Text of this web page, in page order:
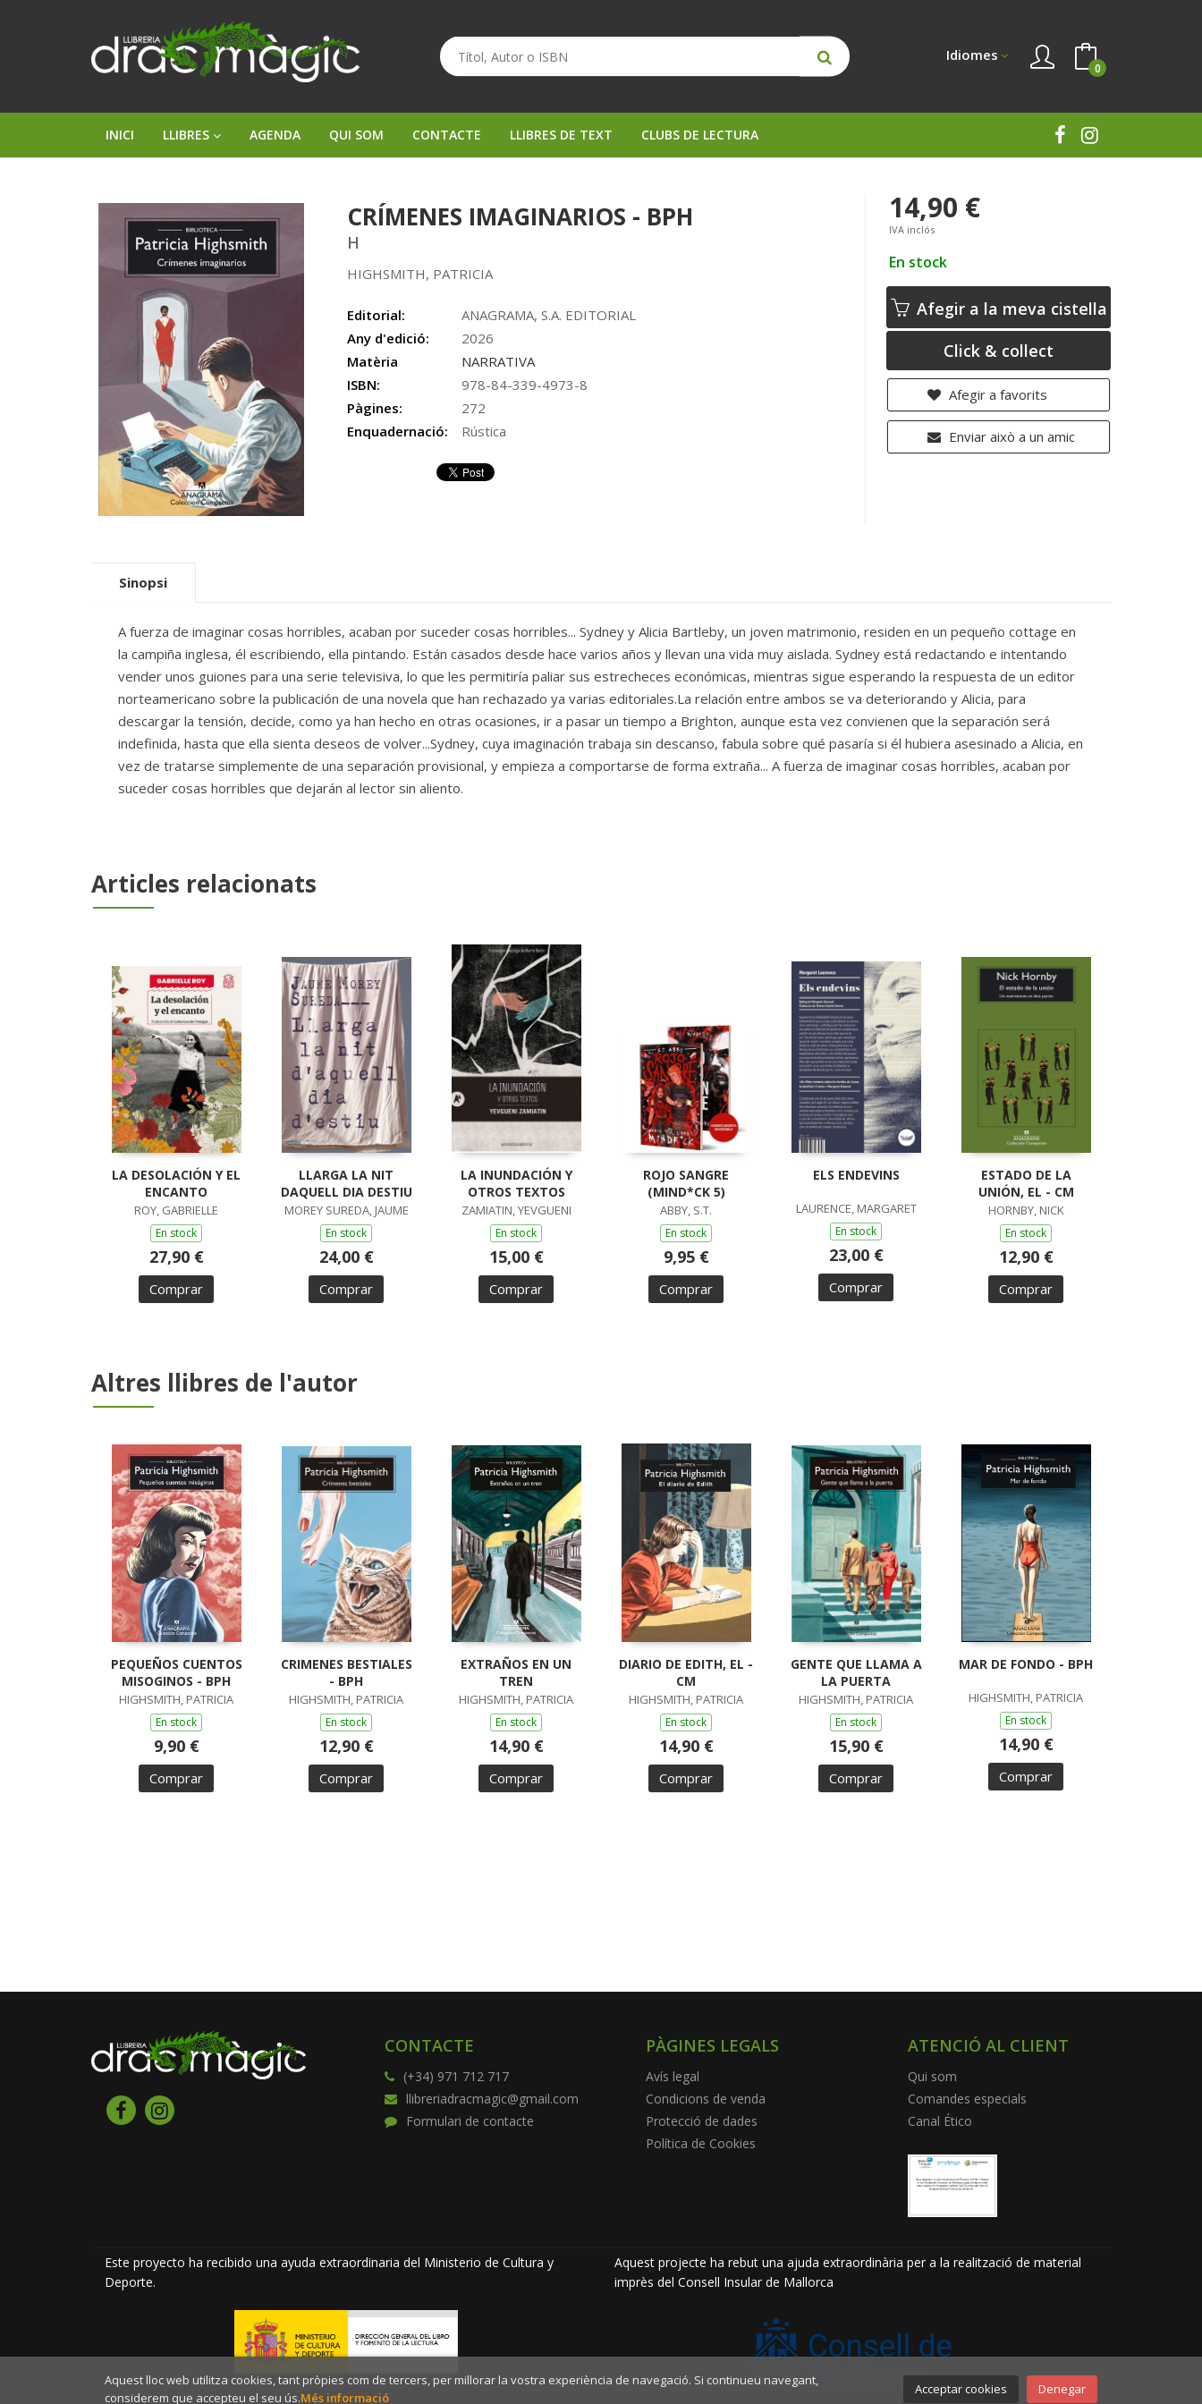
Idiomes
0
INICI LLIBRES AGENDA QUI SOM CONTACTE LLIBRES DE TEXT CLUBS DE LECTURA
CRÍMENES IMAGINARIOS - BPH
H
HIGHSMITH, PATRICIA
Editorial:
ANAGRAMA, S.A. EDITORIAL
Any d'edició:
2026
Matèria
NARRATIVA
ISBN:
978-84-339-4973-8
Pàgines:
272
Enquadernació:
Rústica
14,90 €
IVA inclós
En stock
Afegir a la meva cistella
Click & collect
Afegir a favorits
Enviar això a un amic
Sinopsi
A fuerza de imaginar cosas horribles, acaban por suceder cosas horribles... Sydney y Alicia Bartleby, un joven matrimonio, residen en un pequeño cottage en
la campiña inglesa, él escribiendo, ella pintando. Están casa­dos desde hace varios años y llevan una vida muy aislada. Sydney está redactando e intentando
vender unos guiones para una serie televisiva, lo que les permitiría paliar sus estrecheces económicas, mientras sigue esperando la respuesta de un editor
norteamericano sobre la publica­ción de una novela que han rechazado ya varias editoriales.La relación entre ambos se va deteriorando y Alicia, para
descargar la tensión, de­cide, como ya han hecho en otras ocasiones, ir a pasar un tiempo a Brighton, aunque esta vez convienen que la separación será
indefinida, hasta que ella sienta deseos de volver...Sydney, cuya imaginación trabaja sin descanso, fabula sobre qué pasaría si él hubiera asesinado a Alicia, en
vez de tratarse simplemente de una separación provisional, y empieza a comportarse de forma extraña... A fuerza de imaginar cosas horribles, acaban por
suceder cosas horribles que dejarán al lector sin aliento.
Articles relacionats
LA DESOLACIÓN Y EL
ENCANTO
ROY, GABRIELLE
En stock
27,90 €
Comprar
LLARGA LA NIT
DAQUELL DIA DESTIU
MOREY SUREDA, JAUME
En stock
24,00 €
Comprar
LA INUNDACIÓN Y
OTROS TEXTOS
ZAMIATIN, YEVGUENI
En stock
15,00 €
Comprar
ROJO SANGRE
(MIND*CK 5)
ABBY, S.T.
En stock
9,95 €
Comprar
ELS ENDEVINS
LAURENCE, MARGARET
En stock
23,00 €
Comprar
ESTADO DE LA
UNIÓN, EL - CM
HORNBY, NICK
En stock
12,90 €
Comprar
Altres llibres de l'autor
PEQUEÑOS CUENTOS
MISOGINOS - BPH
HIGHSMITH, PATRICIA
En stock
9,90 €
Comprar
CRIMENES BESTIALES
- BPH
HIGHSMITH, PATRICIA
En stock
12,90 €
Comprar
EXTRAÑOS EN UN
TREN
HIGHSMITH, PATRICIA
En stock
14,90 €
Comprar
DIARIO DE EDITH, EL -
CM
HIGHSMITH, PATRICIA
En stock
14,90 €
Comprar
GENTE QUE LLAMA A
LA PUERTA
HIGHSMITH, PATRICIA
En stock
15,90 €
Comprar
MAR DE FONDO - BPH
HIGHSMITH, PATRICIA
En stock
14,90 €
Comprar
CONTACTE
(+34) 971 712 717
llibreriadracmagic@gmail.com
Formulari de contacte
PÀGINES LEGALS
Avís legal
Condicions de venda
Protecció de dades
Política de Cookies
ATENCIÓ AL CLIENT
Qui som
Comandes especials
Canal Ético
Este proyecto ha recibido una ayuda extraordinaria del Ministerio de Cultura y
Deporte.
Aquest projecte ha rebut una ajuda extraordinària per a la realització de material
imprès del Consell Insular de Mallorca
Aquest lloc web utilitza cookies, tant pròpies com de tercers, per millorar la vostra experiència de navegació. Si continueu navegant,
considerem que accepteu el seu ús.Més informació
Acceptar cookies Denegar